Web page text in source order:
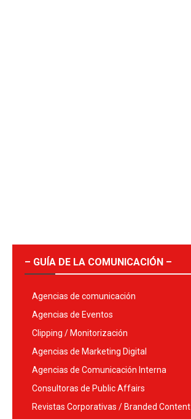
– GUÍA DE LA COMUNICACIÓN –
Agencias de comunicación
Agencias de Eventos
Clipping / Monitorización
Agencias de Marketing Digital
Agencias de Comunicación Interna
Consultoras de Public Affairs
Revistas Corporativas / Branded Content